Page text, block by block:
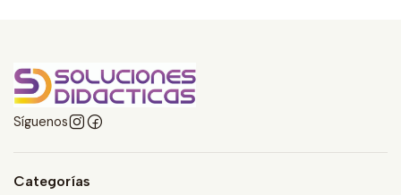
Síguenos
Categorías